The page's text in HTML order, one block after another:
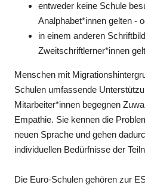
entweder keine Schule
Analphabet*innen gelten -
in einem anderen
Zweitschriftlerner*innen
Menschen mit
Schulen umfassende
Mitarbeiter*innen begegnen
Empathie. Sie kennen die
neuen Sprache und gehen
individuellen Bedürfnisse der
Die Euro-Schulen gehören zur